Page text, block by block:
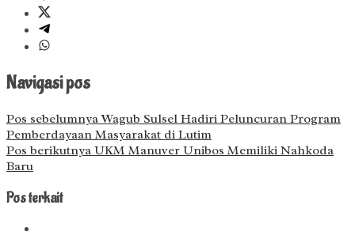
Navigasi pos
Pos sebelumnyaWagub Sulsel Hadiri Peluncuran Program
Pemberdayaan Masyarakat di Lutim
Pos berikutnya UKM Manuver Unibos Memiliki Nahkoda
Baru
Pos terkait